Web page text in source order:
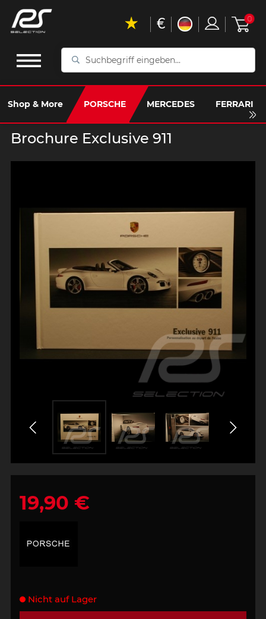
Suchbegriff
Shop & More PORSCHE MERCEDES FERRARI
€ 0
Brochure Exclusive 911
19,90 €
Nicht auf Lager